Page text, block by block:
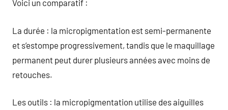
Voici un comparatif :
La durée : la micropigmentation est semi-permanente
et s’estompe progressivement, tandis que le maquillage
permanent peut durer plusieurs années avec moins de
retouches.
Les outils : la micropigmentation utilise des aiguilles